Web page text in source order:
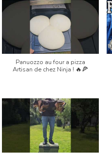
Panuozzo au four a pizza
Artisan de chez Ninja ! 🔥🍕